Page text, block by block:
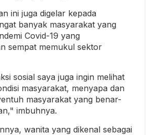
ini juga digelar kepada
banyak masyarakat yang
Covid-19 yang
sempat memukul sektor
sosial saya juga ingin melihat
masyarakat, menyapa dan
masyarakat yang benar-
imbuhnya.
wanita yang dikenal sebagai